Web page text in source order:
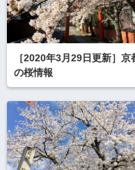
［2020年3月29日更新］京
の桜情報